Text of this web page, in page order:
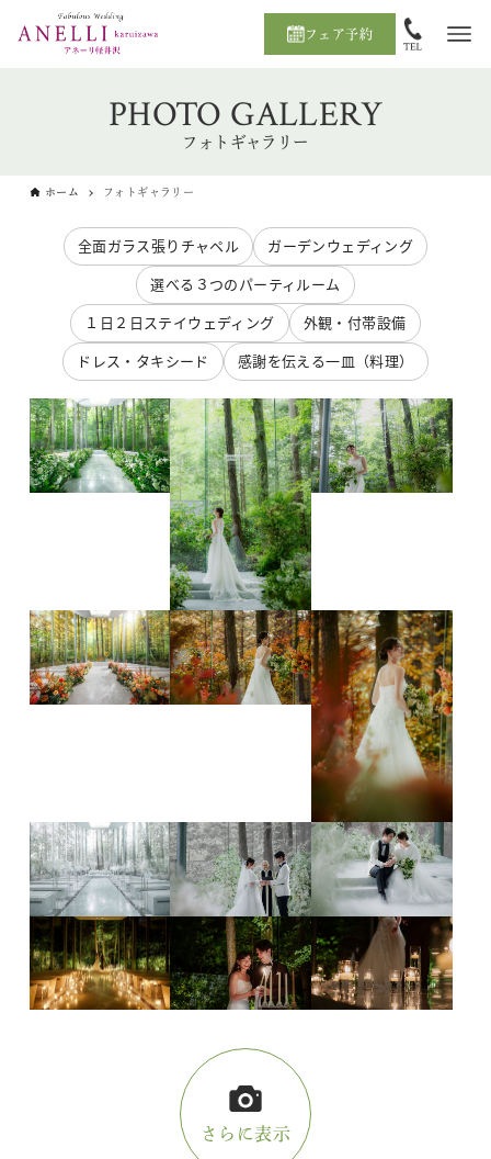
フェア予約
PHOTO GALLERY
フォトギャラリー
ホーム フォトギャラリー
全面ガラス張りチャペル
ガーデンウェディング
選べる３つのパーティルーム
１日２日ステイウェディング
外観・付帯設備
ドレス・タキシード
感謝を伝える一皿（料理）
さらに表示